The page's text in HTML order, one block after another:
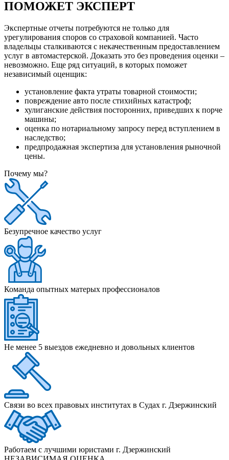
ПОМОЖЕТ ЭКСПЕРТ
Экспертные отчеты потребуются не только для
урегулирования споров со страховой компанией. Часто
владельцы сталкиваются с некачественным предоставлением
услуг в автомастерской. Доказать это без проведения оценки –
невозможно. Еще ряд ситуаций, в которых поможет
независимый оценщик:
установление факта утраты товарной стоимости;
повреждение авто после стихийных катастроф;
хулиганские действия посторонних, приведших к порче
машины;
оценка по нотариальному запросу перед вступлением в
наследство;
предпродажная экспертиза для установления рыночной
цены.
Почему мы?
Безупречное качество услуг
Команда опытных матерых профессионалов
Не менее 5 выездов ежедневно и довольных клиентов
Связи во всех правовых институтах в Судах г. Дзержинский
Работаем с лучшими юристами г. Дзержинский